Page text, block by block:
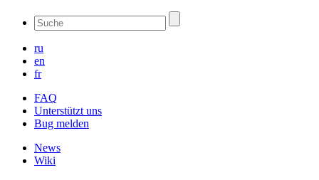
ru
en
fr
FAQ
Unterstützt uns
Bug melden
News
Wiki